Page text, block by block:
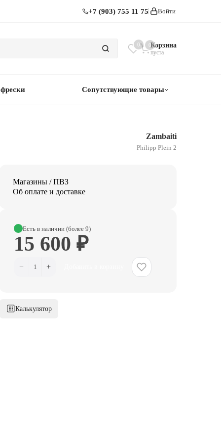
+7 (903) 755 11 75 Войти
0 0Корзина
пуста
Сопутствующие товары
Zambaiti
Philipp Plein 2
Магазины / ПВЗ
Об оплате и доставке
Есть в наличии (более 9)
15 600 ₽
− 1 +
Калькулятор